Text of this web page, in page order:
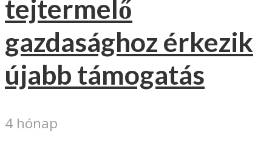
tejtermelő
gazdasághoz érkezik
újabb támogatás
4 hónap